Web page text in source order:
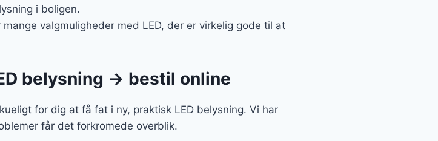
i boligen.
valgmuligheder med LED, der er virkelig gode til at
belysning → bestil online
for dig at få fat i ny, praktisk LED belysning. Vi har
får det forkromede overblik.